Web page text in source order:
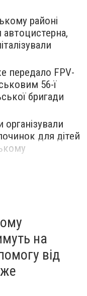
районі
автоцистерна,
передало FPV-
56-ї
бригади
організували
для дітей
на
від